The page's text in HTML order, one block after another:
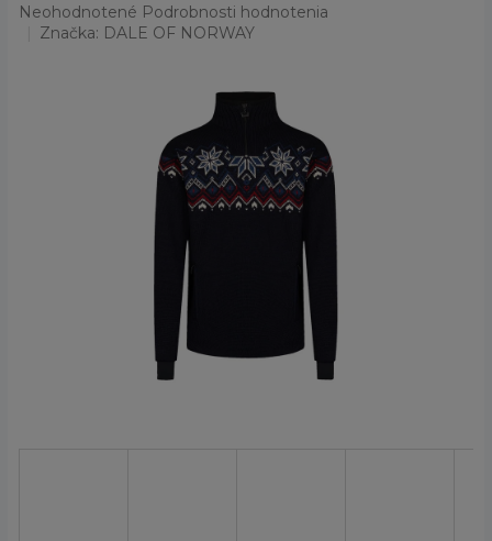
Priemerné
hodnotenie
Neohodnotené Podrobnosti hodnotenia
Značka: DALE OF NORWAY